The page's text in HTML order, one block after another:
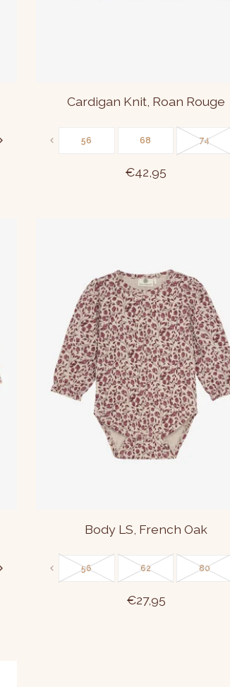
Cardigan Knit, Roan Rouge
56 68 74
€42,95
80 86
Body LS, French Oak
56 62 80
€27,95